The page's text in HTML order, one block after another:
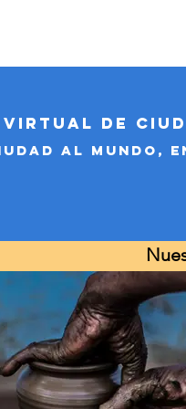
Virtual de
al Mundo,